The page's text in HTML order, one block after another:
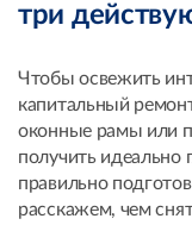
три
Чтобы освежить
капитальный
оконные рамы или
получить идеально
правильно
расскажем, чем